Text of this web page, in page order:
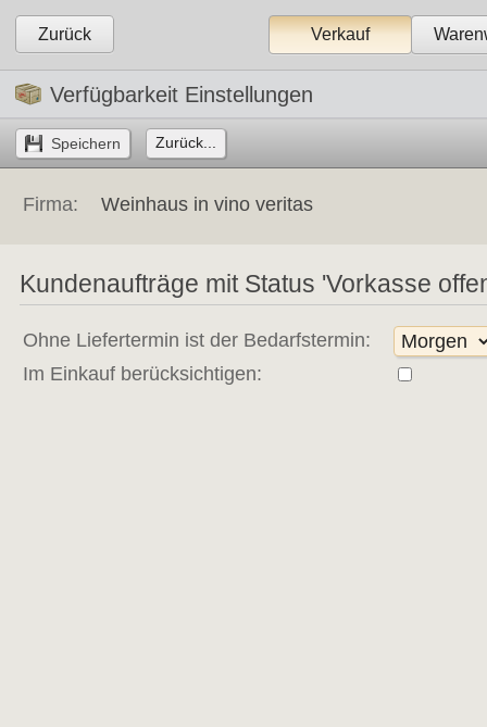
Zurück Verkauf
Verfügbarkeit Einstellungen
Zurück...
Firma: Weinhaus in vino veritas
Kundenaufträge mit Status 'Vorkasse
Ohne Liefertermin ist der Bedarfstermin:
Im Einkauf berücksichtigen: